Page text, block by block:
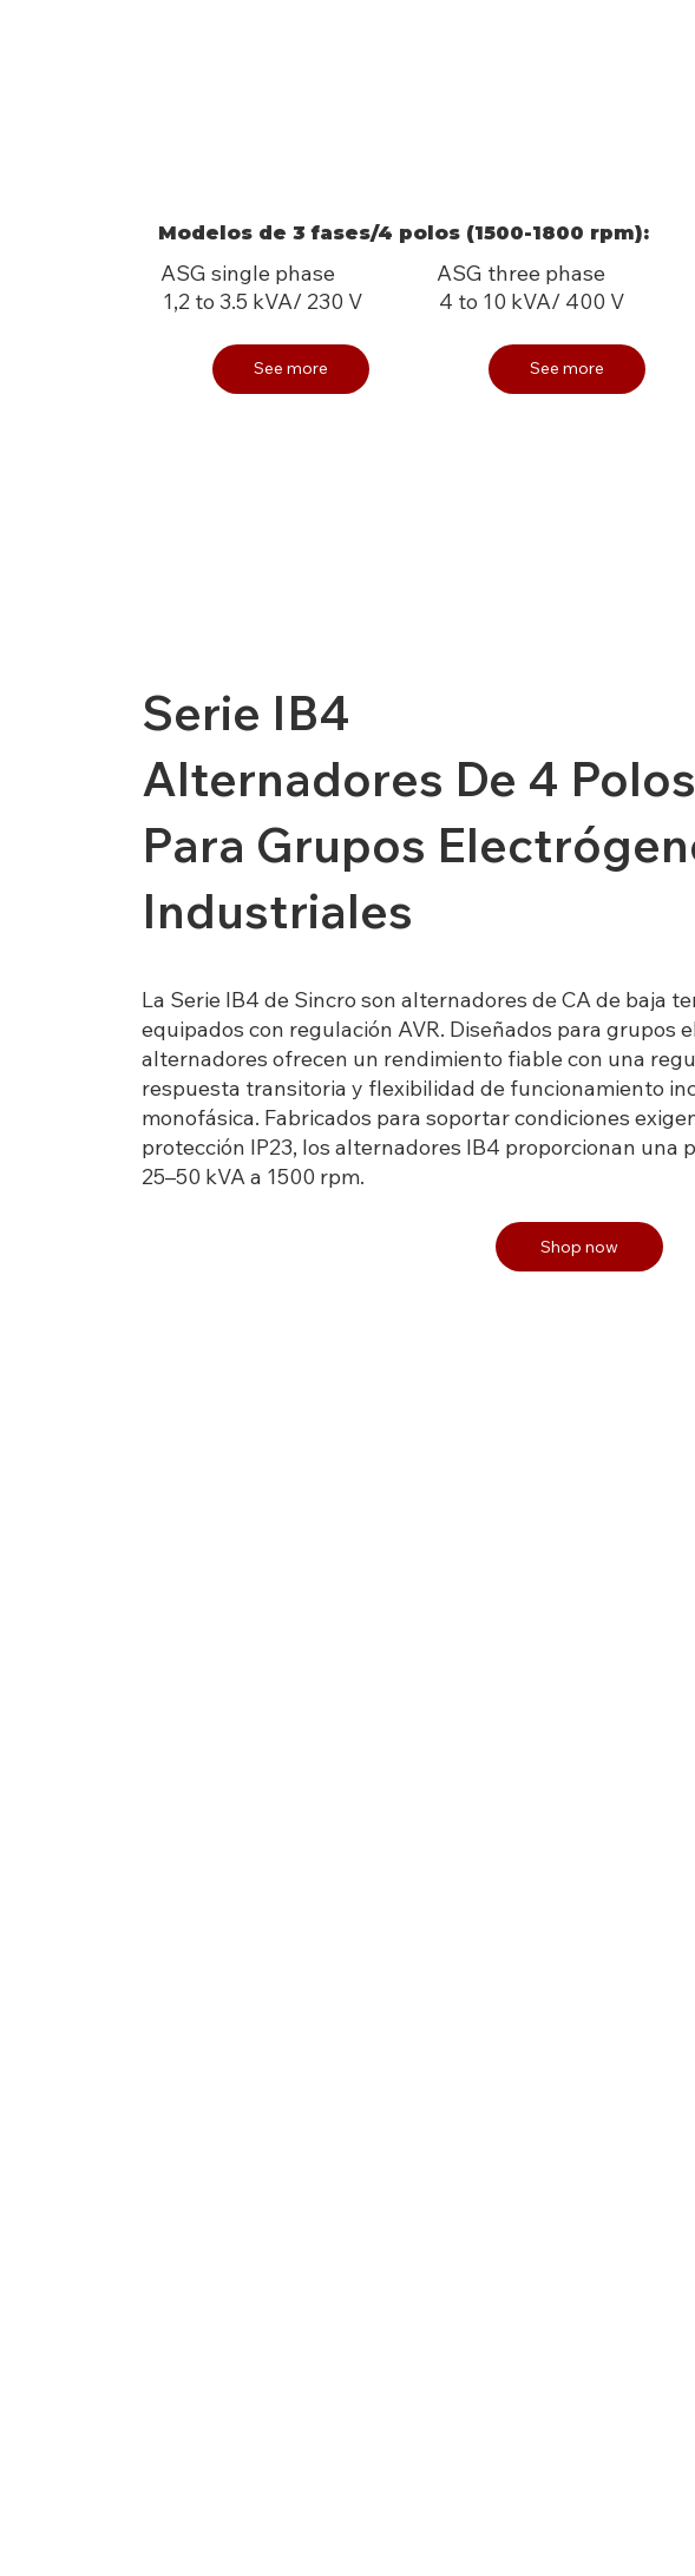
Modelos de 3 fases/4 polos (1500-1800 rpm):
ASG single phase
1,2 to 3.5 kVA/ 230 V
See more
ASG three phase
4 to 10 kVA/ 400 V
See more
Serie IB4
Alternadores De 4 Polos
Para Grupos
Industriales
La Serie IB4 de Sincro son alternadores de CA de baja
equipados con regulación AVR. Diseñados para grupos
alternadores ofrecen un rendimiento fiable con una
respuesta transitoria y flexibilidad de funcionamiento
monofásica. Fabricados para soportar condiciones
protección IP23, los alternadores IB4 proporcionan una
25–50 kVA a 1500 rpm.
Shop now